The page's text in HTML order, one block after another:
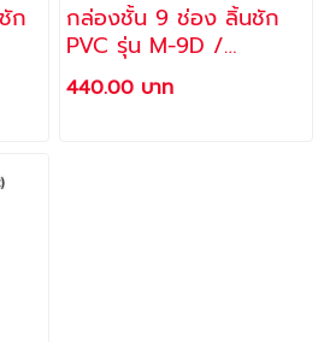
ก
กล่องชั้น 9 ช่อง ลิ้นชัก
PVC รุ่น M-9D /
ALLWAYS
440.00 บาท